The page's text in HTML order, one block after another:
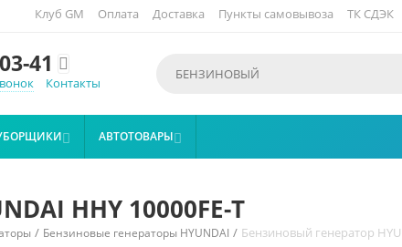
Клуб GM Оплата Доставка Пункты самовывоза ТК СДЭК
41 
Контакты
 АВТОТОВАРЫ
HHY 10000FE-T
/ Бензиновые генераторы HYUNDAI / Бензиновый генератор